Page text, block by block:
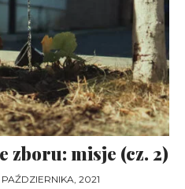
zboru: misje (cz. 2)
2021